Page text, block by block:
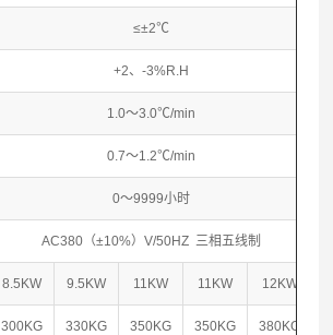
≤±2℃
+2、-3%R.H
1.0～3.0℃/min
0.7～1.2℃/min
0～9999小时
AC380（±10%）V/50HZ 三相五线制
8.5KW 9.5KW 11KW 11KW 12KW
300KG 330KG 350KG 350KG 380KG